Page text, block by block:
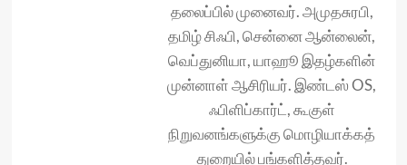
தலைப்பில் முனைவர். அமுதசுரபி,
தமிழ் சிஃபி, சென்னை ஆன்லைன்,
வெப்துனியா, யாஹூ இதழ்களின்
முன்னாள் ஆசிரியர். இண்டஸ் OS,
ஃபிளிப்கார்ட், கூகுள்
நிறுவனங்களுக்கு மொழியாக்கத்
துறையில் பங்களித்தவர்.